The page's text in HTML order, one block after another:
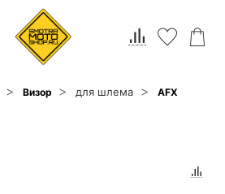
Визор для шлема AFX